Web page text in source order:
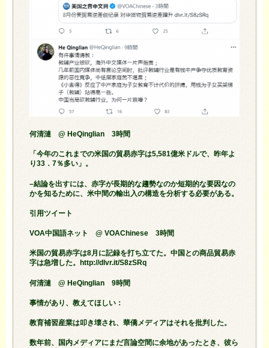
何清漣 @ HeQinglian 3時間
「今年のこれまでの米国の貿易赤字は5,581億米ドルで、昨年よ
り33．7％多い」。
–結論を出すには、赤字が長期的な趨勢なのか短期的な要因なの
かを知るために、米中間の輸出入の構造を分析する必要がある。
引用ツイート
VOA中国語ネット @ VOAChinese 3時間
米国の貿易赤字は8月に記録を打ち立てた。中国との商品貿易赤
字は急増した。http://dlvr.it/S8zSRq
何清漣 @ HeQinglian 9時間
事情があり、教えてほしい：
教育補習産業は叩き壊され、華僑メディアはそれを批判した。
数年前、国内メディアにまだ言論空間に余地があったとき、彼ら